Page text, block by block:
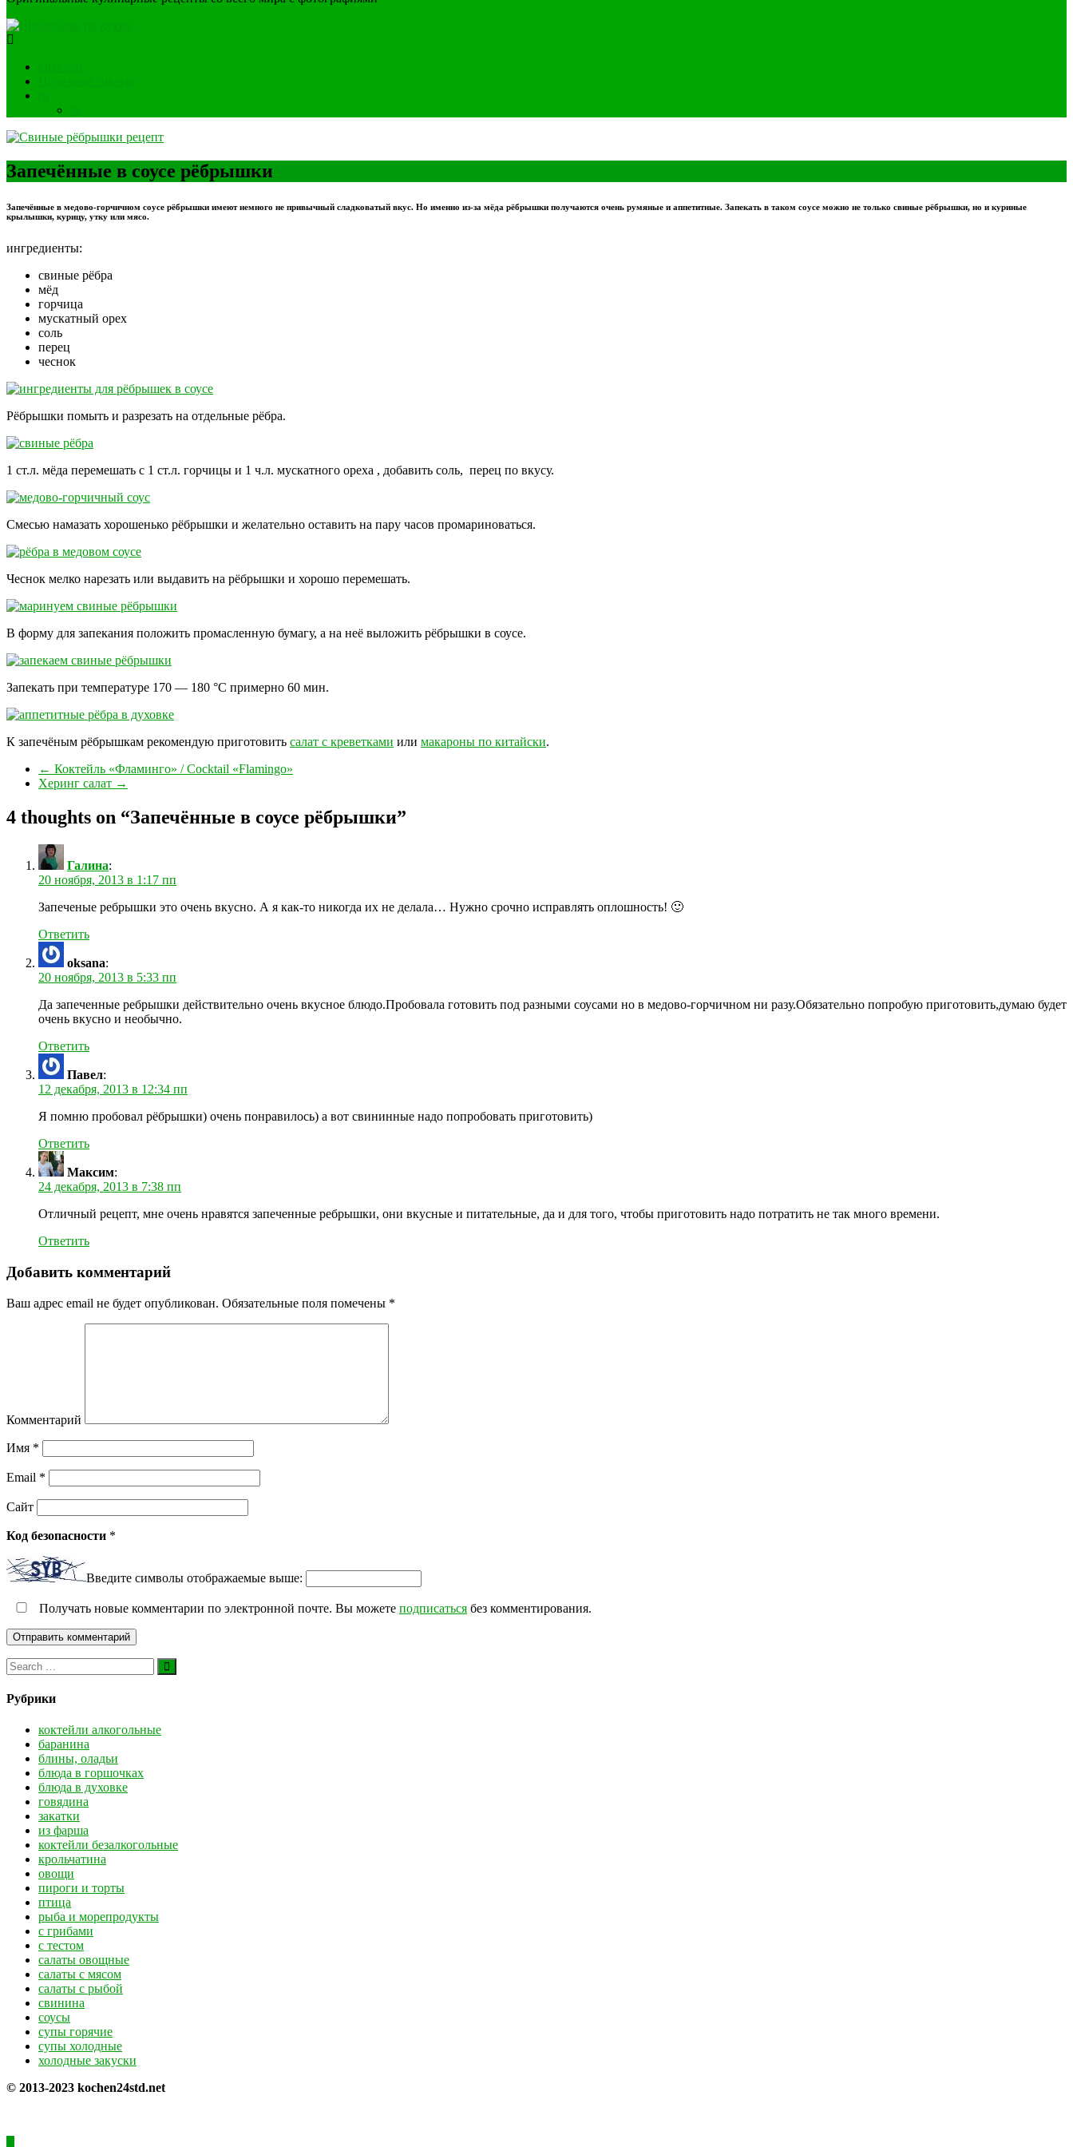
Запечённые в соусе рёбрышки
Запечённые в медово-горчичном соусе рёбрышки имеют немного не привычный сладковатый вкус. Но именно из-за мёда рёбрышки получаются очень румяные и аппетитные. Запекать в таком соусе можно не только свиные рёбрышки, но и куриные
крылышки, курицу, утку или мясо.
ингредиенты:
свиные рёбра
мёд
горчица
мускатный орех
соль
перец
чеснок
Рёбрышки помыть и разрезать на отдельные рёбра.
1 ст.л. мёда перемешать с 1 ст.л. горчицы и 1 ч.л. мускатного ореха , добавить соль, перец по вкусу.
Смесью намазать хорошенько рёбрышки и желательно оставить на пару часов промариноваться.
Чеснок мелко нарезать или выдавить на рёбрышки и хорошо перемешать.
В форму для запекания положить промасленную бумагу, а на неё выложить рёбрышки в соусе.
Запекать при температуре 170 — 180 °C примерно 60 мин.
К запечёным рёбрышкам рекомендую приготовить салат с креветками или макароны по китайски.
← Коктейль «Фламинго» / Cocktail «Flamingo»
Херинг салат →
4 thoughts on “Запечённые в соусе рёбрышки”
Галина:
20 ноября, 2013 в 1:17 пп
Запеченые ребрышки это очень вкусно. А я как-то никогда их не делала… Нужно срочно исправлять оплошность! 🙂
Ответить
oksana:
20 ноября, 2013 в 5:33 пп
Да запеченные ребрышки действительно очень вкусное блюдо.Пробовала готовить под разными соусами но в медово-горчичном ни разу.Обязательно попробую приготовить,думаю будет
очень вкусно и необычно.
Ответить
Павел:
12 декабря, 2013 в 12:34 пп
Я помню пробовал рёбрышки) очень понравилось) а вот свининные надо попробовать приготовить)
Ответить
Максим:
24 декабря, 2013 в 7:38 пп
Отличный рецепт, мне очень нравятся запеченные ребрышки, они вкусные и питательные, да и для того, чтобы приготовить надо потратить не так много времени.
Ответить
Добавить комментарий
Ваш адрес email не будет опубликован. Обязательные поля помечены *
Комментарий
Имя *
Email *
Сайт
Код безопасности *
Введите символы отображаемые выше:
Получать новые комментарии по электронной почте. Вы можете подписаться без комментирования.
Рубрики
коктейли алкогольные
баранина
блины, оладьи
блюда в горшочках
блюда в духовке
говядина
закатки
из фарша
коктейли безалкогольные
крольчатина
овощи
пироги и торты
птица
рыба и морепродукты
с грибами
с тестом
салаты овощные
салаты с мясом
салаты с рыбой
свинина
соусы
супы горячие
супы холодные
холодные закуски
© 2013-2023 kochen24std.net